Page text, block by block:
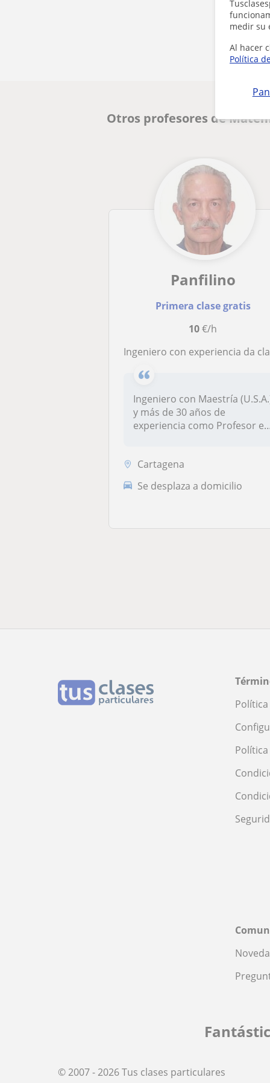
medir su
Al hacer
Política
Otros profesores de
Panfilino
Primera clase gratis
10€/h
Ingeniero con experiencia da clases particulares de Matemáticas a nivel de ESO y Bachillerato
Ingeniero con Maestría
y más de 30 años de
experiencia como Profesor en
Cartagena
Se desplaza a domicilio
© 2007 - 2026 Tus clases particulares